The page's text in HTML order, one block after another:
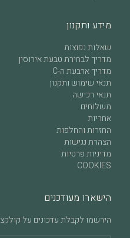
מידע ותקנון
שאלות נפוצות
מדריך לבחירת טבעת אירוסין
מדריך ארבעת ה-C
תנאי שימוש ותקנון
תנאי רכישה
משלוחים
אחריות
החזרות והחלפות
הצהרת נגישות
מדיניות פרטיות
COOKIES
הישארו מעודכנים
הירשמו לקבלת עדכונים על